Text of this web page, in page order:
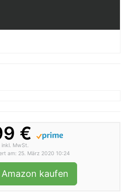
€
inkl. MwSt.
am: 25. März 2020 10:24
kaufen